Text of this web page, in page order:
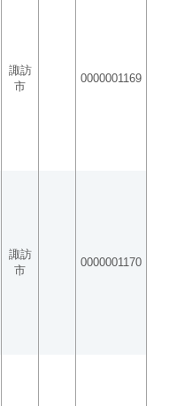
諏訪
市
0000001169
諏訪
市
0000001170